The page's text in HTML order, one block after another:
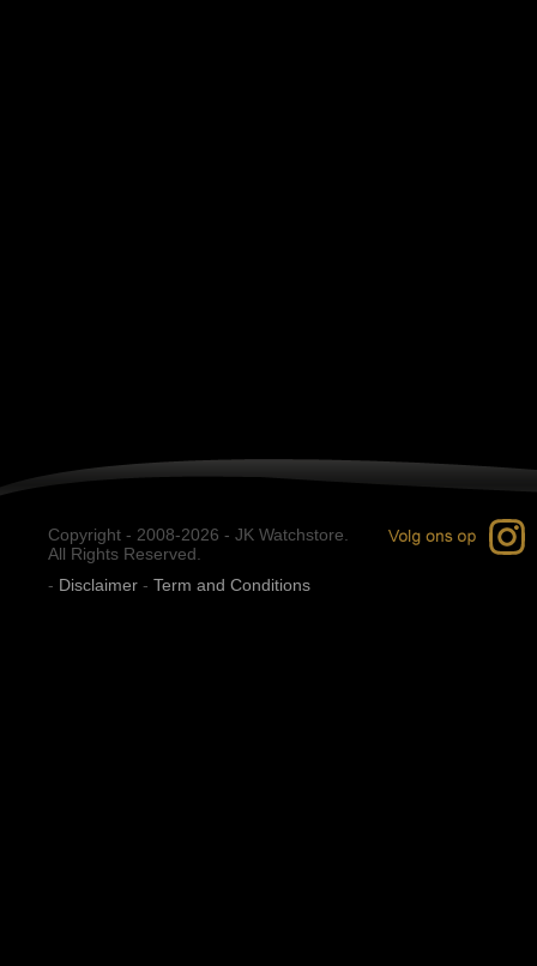
Copyright - 2008-2026 - JK Watchstore.
All Rights Reserved.
- Disclaimer - Term and Conditions